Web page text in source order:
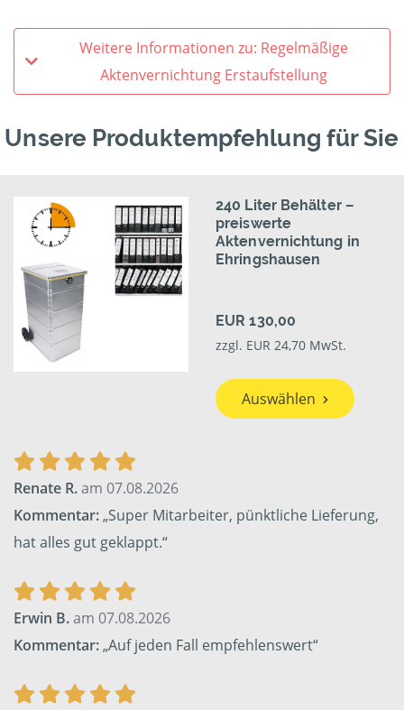
Weitere Informationen zu: Regelmäßige
Aktenvernichtung Erstaufstellung
Unsere Produktempfehlung für Sie
240 Liter Behälter –
preiswerte
Aktenvernichtung in
Ehringshausen
EUR 130,00
zzgl. EUR 24,70 MwSt.
Auswählen
Renate R.am 07.08.2026
Kommentar:„Super Mitarbeiter, pünktliche Lieferung,
hat alles gut geklappt.“
Erwin B.am 07.08.2026
Kommentar:„Auf jeden Fall empfehlenswert“